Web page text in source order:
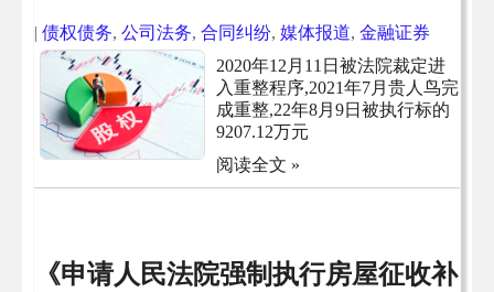
| 债权债务, 公司法务, 合同纠纷, 媒体报道, 金融证券
2020年12月11日被法院裁定进
入重整程序,2021年7月贵人鸟完
成重整,22年8月9日被执行标的
9207.12万元
阅读全文 »
《申请人民法院强制执行房屋征收补